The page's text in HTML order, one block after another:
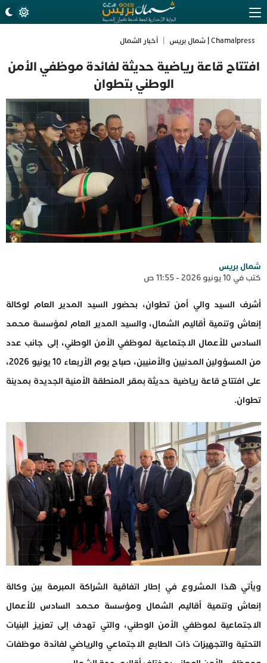
Chamalpress | شمال بريس أخبار الشمال
افتتاح قاعة رياضية حديثة لفائدة موظفي الأمن
الوطني بتطوان
شمال بريس
كتب في 10 يونيو 2026 - 11:55 ص
أشرف السيد والي أمن تطوان، بحضور السيد المدير العام لوكالة
إنعاش وتنمية أقاليم الشمال، والسيد المدير العام لمؤسسة محمد
السادس للأعمال الاجتماعية لموظفي الأمن الوطني، إلى جانب عدد
من المسؤولين المدنيين والأمنيين، صباح يوم الأربعاء 10 يونيو 2026،
على افتتاح قاعة رياضية حديثة بمقر المنطقة الأمنية الجديدة بمدينة
تطوان.
ويأتي هذا المشروع في إطار اتفاقية الشراكة المبرمة بين وكالة
إنعاش وتنمية أقاليم الشمال ومؤسسة محمد السادس للأعمال
الاجتماعية لموظفي الأمن الوطني، والتي تهدف إلى تعزيز البنيات
التحتية والتجهيزات ذات الطابع الاجتماعي والرياضي لفائدة موظفات